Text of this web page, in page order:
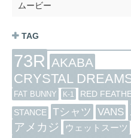
ムービー
TAG
73R AKABA
CRYSTAL
FAT BUNNY K-1 RED
STANCE Tシャツ VANS
アメカジ ウェットスーツ